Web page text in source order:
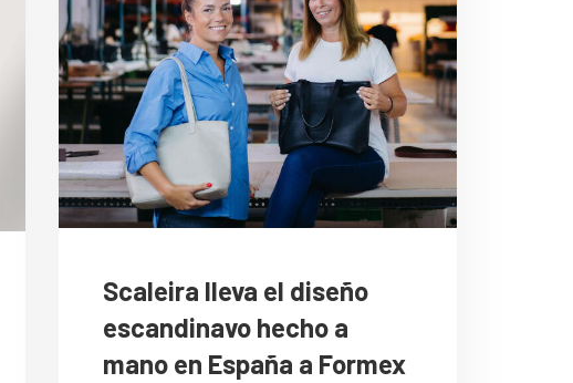
Scaleira lleva el diseño
escandinavo hecho a
mano en España a Formex